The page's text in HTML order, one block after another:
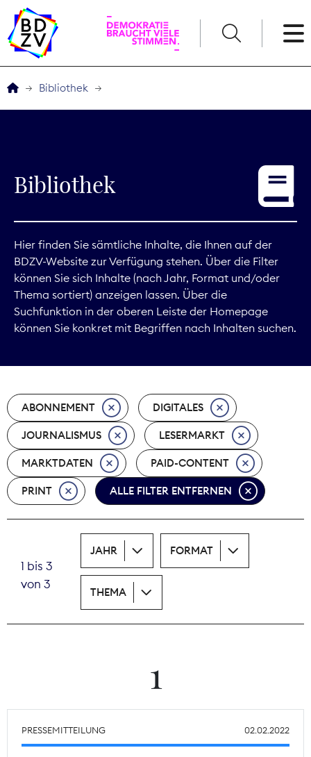
Service
Digitales
Kommunikation
Marktdaten
Nachhaltigkeit
Nachwuchs
Nova Award
Wächterpreis
Bibliothek
Bibliothek
Hier finden Sie sämtliche Inhalte, die Ihnen auf der
BDZV-Website zur Verfügung stehen. Über die Filter
können Sie sich Inhalte (nach Jahr, Format und/oder
Thema sortiert) anzeigen lassen. Über die
Suchfunktion in der oberen Leiste der Homepage
können Sie konkret mit Begriffen nach Inhalten suchen.
ABONNEMENT DIGITALES
JOURNALISMUS LESERMARKT
MARKTDATEN PAID-CONTENT
PRINT ALLE FILTER ENTFERNEN
1 bis 3
von 3
JAHR FORMAT
THEMA
1
PRESSEMITTEILUNG 02.02.2022